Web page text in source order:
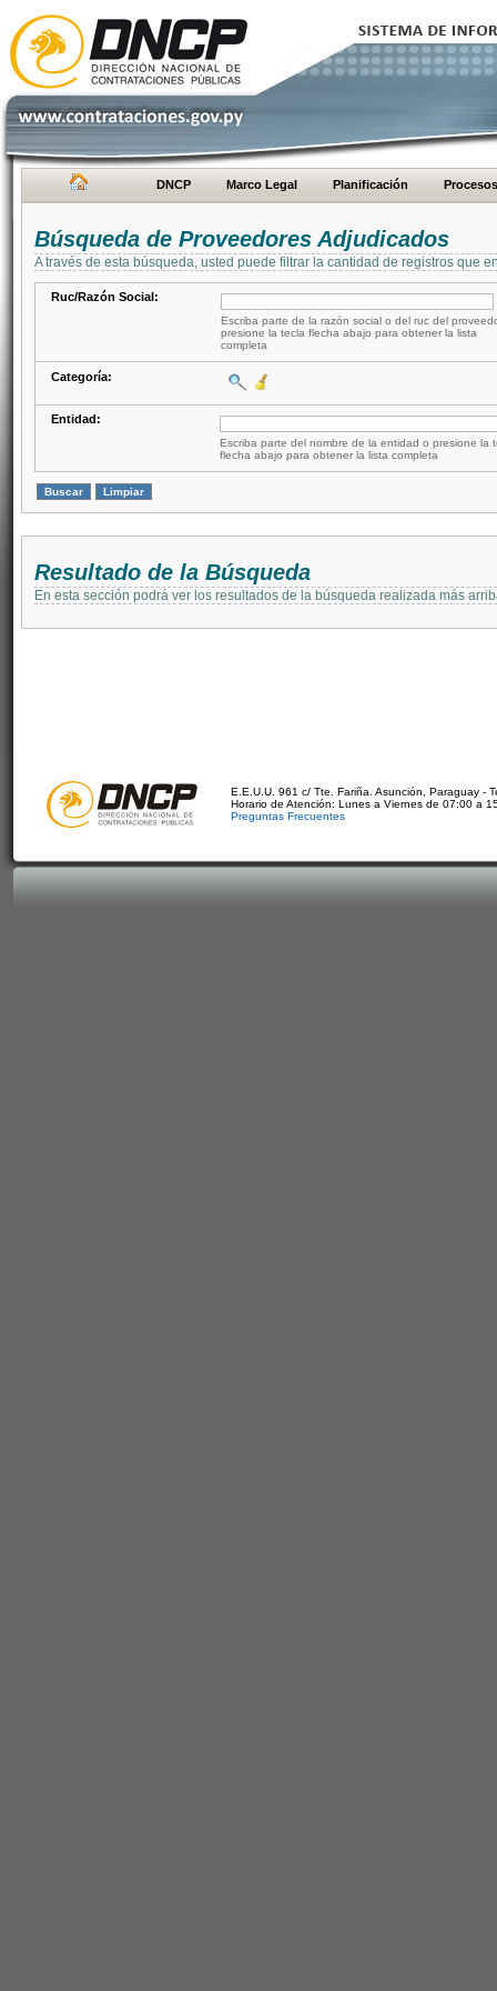
DNCP Marco Legal Planificación Procesos
Búsqueda de Proveedores Adjudicados
A través de esta búsqueda, usted puede filtrar la cantidad de registros que
Ruc/Razón Social:
Escriba parte de la razón social o del ruc del
presione la tecla flecha abajo para obtener la lista
completa
Categoría:
Entidad:
Escriba parte del nombre de la entidad o presione la
flecha abajo para obtener la lista completa
Resultado de la Búsqueda
En esta sección podrá ver los resultados de la búsqueda realizada más
E.E.U.U. 961 c/ Tte. Fariña. Asunción, Paraguay -
Horario de Atención: Lunes a Viernes de 07:00 a
Preguntas Frecuentes